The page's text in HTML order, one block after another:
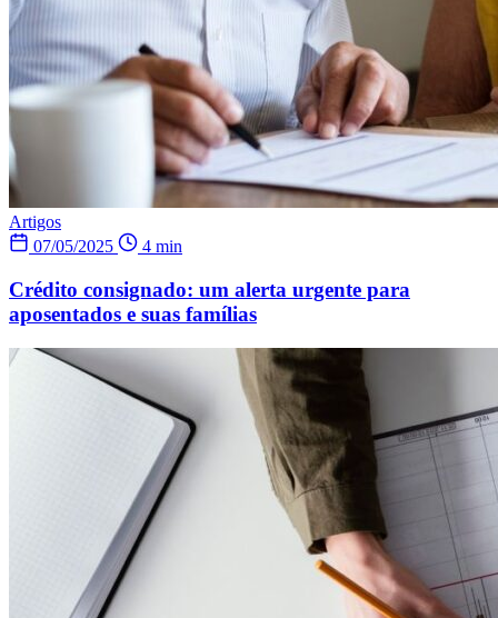
Artigos
07/05/2025
4 min
Crédito consignado: um alerta urgente para
aposentados e suas famílias